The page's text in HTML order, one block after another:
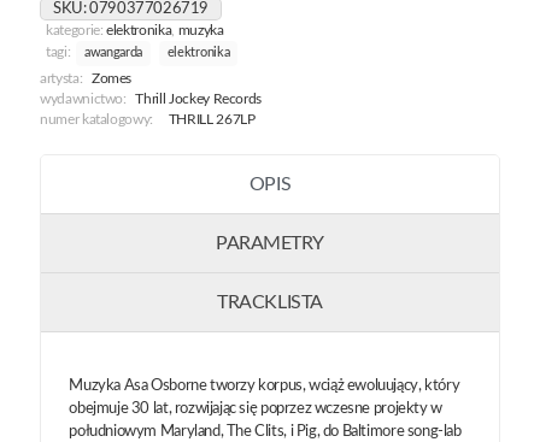
SKU:0790377026719
kategorie:elektronika, muzyka
tagi:
awangarda elektronika
artysta:
Zomes
wydawnictwo:
Thrill Jockey Records
numer katalogowy:
THRILL 267LP
OPIS
PARAMETRY
TRACKLISTA
Muzyka Asa Osborne tworzy korpus, wciąż ewoluujący, który
obejmuje 30 lat, rozwijając się poprzez wczesne projekty w
południowym Maryland, The Clits, i Pig, do Baltimore song-lab